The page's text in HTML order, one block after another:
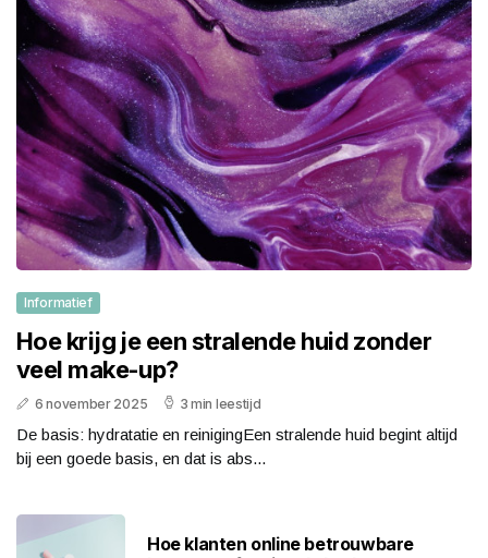
Informatief
Hoe krijg je een stralende huid zonder
veel make-up?
6 november 2025 3 min leestijd
De basis: hydratatie en reinigingEen stralende huid begint altijd
bij een goede basis, en dat is abs...
Hoe klanten online betrouwbare